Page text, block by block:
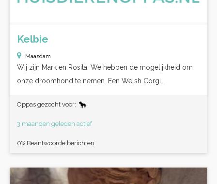
Kelbie
Maasdam
Wij zijn Mark en Rosita. We hebben de mogelijkheid om
onze droomhond te nemen. Een Welsh Corgi...
Oppas gezocht voor:
3 maanden geleden actief
0% Beantwoorde berichten